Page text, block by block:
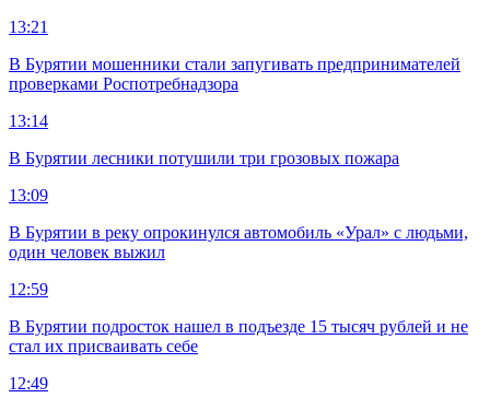
13:21
В Бурятии мошенники стали запугивать предпринимателей
проверками Роспотребнадзора
13:14
В Бурятии лесники потушили три грозовых пожара
13:09
В Бурятии в реку опрокинулся автомобиль «Урал» с людьми,
один человек выжил
12:59
В Бурятии подросток нашел в подъезде 15 тысяч рублей и не
стал их присваивать себе
12:49